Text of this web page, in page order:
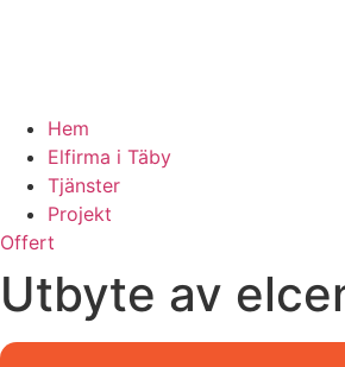
Hem
Elfirma i Täby
Tjänster
Projekt
Offert
Utbyte av